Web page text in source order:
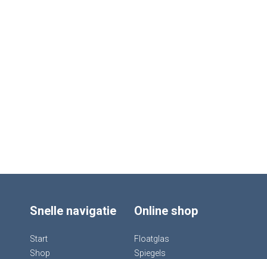
Snelle navigatie
Start
Shop
Online shop
Floatglas
Spiegels